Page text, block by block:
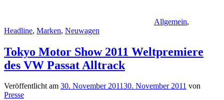
Allgemein,
Headline, Marken, Neuwagen
Tokyo Motor Show 2011 Weltpremiere
des VW Passat Alltrack
Veröffentlicht am 30. November 201130. November 2011 von
Presse